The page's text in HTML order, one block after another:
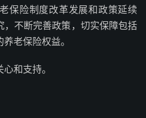
保险制度改革发展和政策延续
，不断完善政策，切实保障包括
老保险权益。
心和支持。